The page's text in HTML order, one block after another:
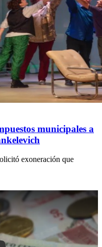
municipales a
exoneración que